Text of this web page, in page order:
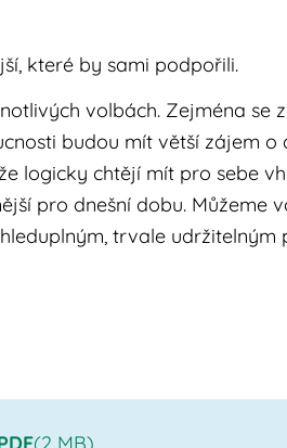
které by sami podpořili.
volbách. Zejména se
budou mít větší zájem
logicky chtějí mít pro sebe
pro dnešní dobu. Můžeme
trvale udržitelným
(2 MB)